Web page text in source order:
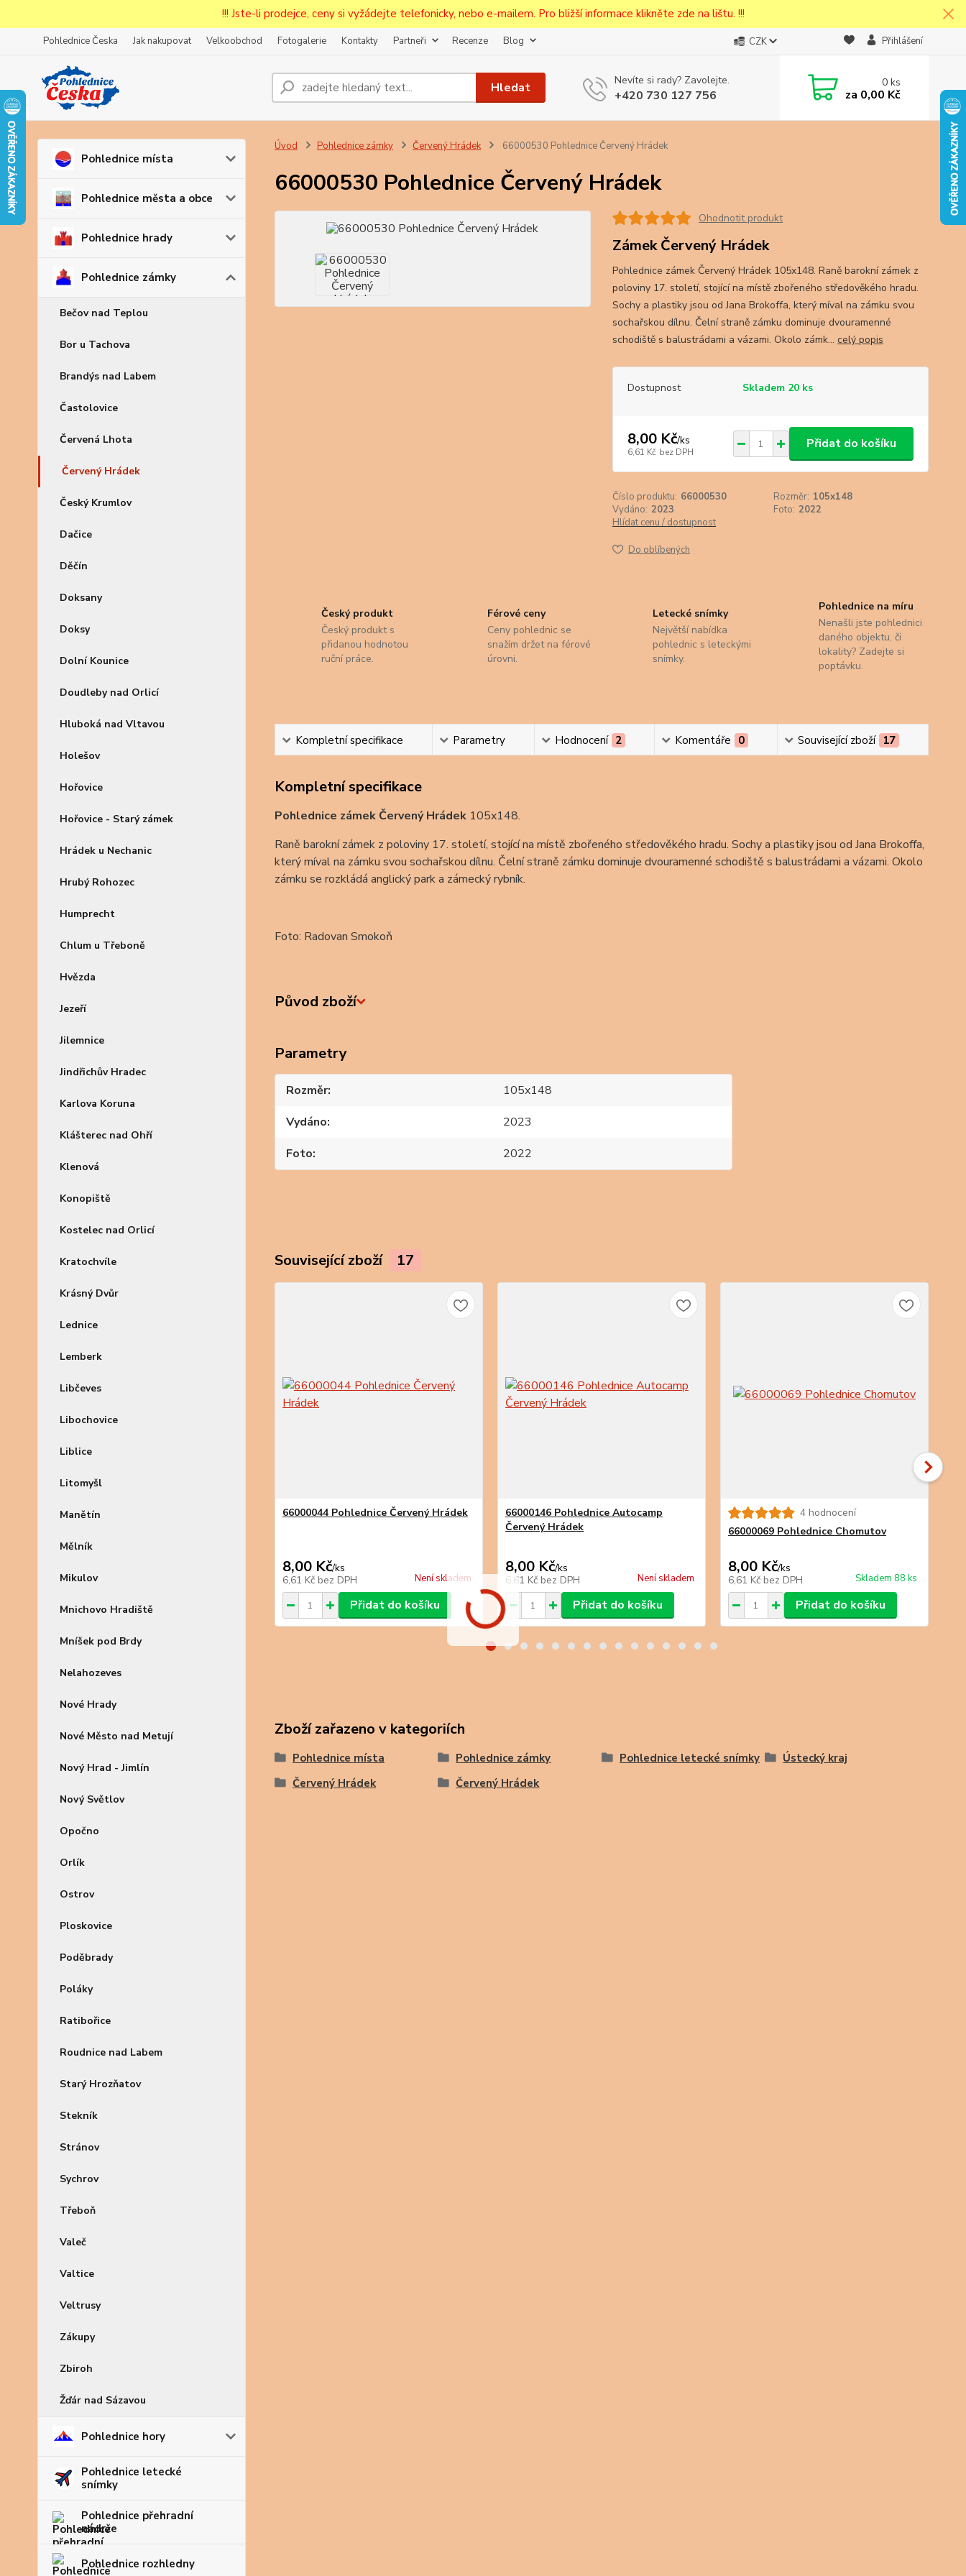
!!! Jste-li prodejce, ceny si vyžádejte telefonicky, nebo e-mailem. Pro bližší informace klikněte zde na lištu. !!!
Pohlednice Česka Jak nakupovat Velkoobchod Fotogalerie Kontakty Partneři Recenze Blog CZK Přihlášení
Hledat Nevíte si rady? Zavolejte.
+420 730 127 756
0ks
za 0,00 Kč
Pohlednice místa
Pohlednice města a obce
Pohlednice hrady
Pohlednice zámky
Bečov nad Teplou
Bor u Tachova
Brandýs nad Labem
Častolovice
Červená Lhota
Červený Hrádek
Český Krumlov
Dačice
Děčín
Doksany
Doksy
Dolní Kounice
Doudleby nad Orlicí
Hluboká nad Vltavou
Holešov
Hořovice
Hořovice - Starý zámek
Hrádek u Nechanic
Hrubý Rohozec
Humprecht
Chlum u Třeboně
Hvězda
Jezeří
Jilemnice
Jindřichův Hradec
Karlova Koruna
Klášterec nad Ohří
Klenová
Konopiště
Kostelec nad Orlicí
Kratochvíle
Krásný Dvůr
Lednice
Lemberk
Libčeves
Libochovice
Liblice
Litomyšl
Manětín
Mělník
Mikulov
Mnichovo Hradiště
Mníšek pod Brdy
Nelahozeves
Nové Hrady
Nové Město nad Metují
Nový Hrad - Jimlín
Nový Světlov
Opočno
Orlík
Ostrov
Ploskovice
Poděbrady
Poláky
Ratibořice
Roudnice nad Labem
Starý Hrozňatov
Stekník
Stránov
Sychrov
Třeboň
Valeč
Valtice
Veltrusy
Zákupy
Zbiroh
Žďár nad Sázavou
Pohlednice hory
Pohlednice letecké
snímky
Pohlednice přehradní
nádrže
Pohlednice rozhledny
Úvod Pohlednice zámky Červený Hrádek 66000530 Pohlednice Červený Hrádek
66000530 Pohlednice Červený Hrádek
Ohodnotit produkt
Zámek Červený Hrádek
Pohlednice zámek Červený Hrádek 105x148. Raně barokní zámek z
poloviny 17. století, stojící na místě zbořeného středověkého hradu.
Sochy a plastiky jsou od Jana Brokoffa, který míval na zámku svou
sochařskou dílnu. Čelní straně zámku dominuje dvouramenné
schodiště s balustrádami a vázami. Okolo zámk... celý popis
Dostupnost Skladem 20 ks
8,00 Kč/ks
6,61 Kč bez DPH
Přidat do košíku
Číslo produktu: 66000530 Rozměr: 105x148
Vydáno: 2023 Foto: 2022
Hlídat cenu / dostupnost
Do oblíbených
Český produkt
Český produkt s
přidanou hodnotou
ruční práce.
Férové ceny
Ceny pohlednic se
snažím držet na férové
úrovni.
Letecké snímky
Největší nabídka
pohlednic s leteckými
snímky.
Pohlednice na míru
Nenašli jste pohlednici
daného objektu, či
lokality? Zadejte si
poptávku.
Kompletní specifikace Parametry Hodnocení 2 Komentáře 0 Související zboží 17
Kompletní specifikace
Pohlednice zámek Červený Hrádek105x148.
Raně barokní zámek z poloviny 17. století, stojící na místě zbořeného středověkého hradu. Sochy a plastiky jsou od Jana Brokoffa,
který míval na zámku svou sochařskou dílnu. Čelní straně zámku dominuje dvouramenné schodiště s balustrádami a vázami. Okolo
zámku se rozkládá anglický park a zámecký rybník.
Foto: Radovan Smokoň
Původ zboží
Parametry
Rozměr
105x148
Vydáno
2023
Foto
2022
Související zboží 17
66000044 Pohlednice Červený Hrádek
8,00 Kč/ks
6,61 Kč bez DPH Není skladem
Přidat do košíku
66000146 Pohlednice Autocamp
Červený Hrádek
8,00 Kč/ks
6,61 Kč bez DPH Není skladem
Přidat do košíku
4 hodnocení
66000069 Pohlednice Chomutov
8,00 Kč/ks
6,61 Kč bez DPH Skladem 88 ks
Přidat do košíku
Zboží zařazeno v kategoriích
Pohlednice místa Pohlednice zámky Pohlednice letecké snímky
Ústecký kraj
Červený Hrádek
Červený Hrádek
Prodejcům bude po zaregistrování nastavena sleva, případně upravena cena v
první objednávce.
Souhlasím se zpracováním osobních údajůpro účely registrace.